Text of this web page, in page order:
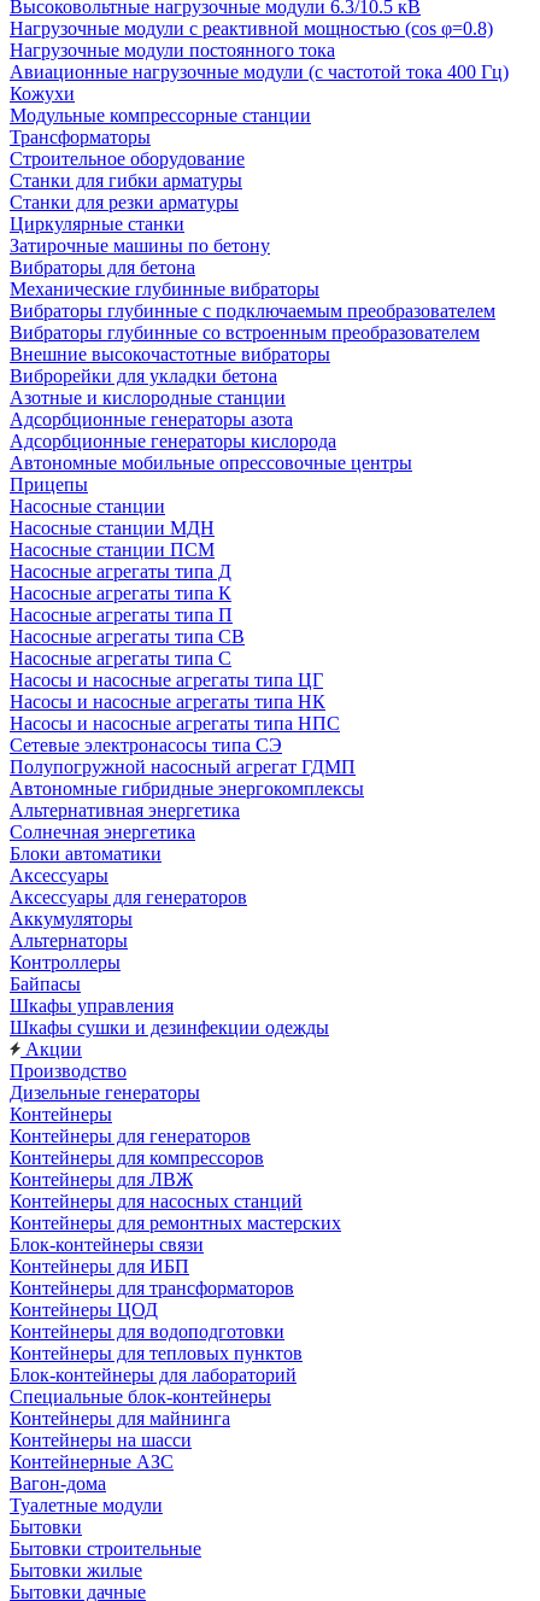
Высоковольтные нагрузочные модули 6.3/10.5 кВ
Нагрузочные модули с реактивной мощностью (cos φ=0.8)
Нагрузочные модули постоянного тока
Авиационные нагрузочные модули (с частотой тока 400 Гц)
Кожухи
Модульные компрессорные станции
Трансформаторы
Строительное оборудование
Станки для гибки арматуры
Станки для резки арматуры
Циркулярные станки
Затирочные машины по бетону
Вибраторы для бетона
Механические глубинные вибраторы
Вибраторы глубинные с подключаемым преобразователем
Вибраторы глубинные со встроенным преобразователем
Внешние высокочастотные вибраторы
Виброрейки для укладки бетона
Азотные и кислородные станции
Адсорбционные генераторы азота
Адсорбционные генераторы кислорода
Автономные мобильные опрессовочные центры
Прицепы
Насосные станции
Насосные станции МДН
Насосные станции ПСМ
Насосные агрегаты типа Д
Насосные агрегаты типа К
Насосные агрегаты типа П
Насосные агрегаты типа СВ
Насосные агрегаты типа С
Насосы и насосные агрегаты типа ЦГ
Насосы и насосные агрегаты типа НК
Насосы и насосные агрегаты типа НПС
Сетевые электронасосы типа СЭ
Полупогружной насосный агрегат ГДМП
Автономные гибридные энергокомплексы
Альтернативная энергетика
Солнечная энергетика
Блоки автоматики
Аксессуары
Аксессуары для генераторов
Аккумуляторы
Альтернаторы
Контроллеры
Байпасы
Шкафы управления
Шкафы сушки и дезинфекции одежды
Акции
Производство
Дизельные генераторы
Контейнеры
Контейнеры для генераторов
Контейнеры для компрессоров
Контейнеры для ЛВЖ
Контейнеры для насосных станций
Контейнеры для ремонтных мастерских
Блок-контейнеры связи
Контейнеры для ИБП
Контейнеры для трансформаторов
Контейнеры ЦОД
Контейнеры для водоподготовки
Контейнеры для тепловых пунктов
Блок-контейнеры для лабораторий
Специальные блок-контейнеры
Контейнеры для майнинга
Контейнеры на шасси
Контейнерные АЗС
Вагон-дома
Туалетные модули
Бытовки
Бытовки строительные
Бытовки жилые
Бытовки дачные